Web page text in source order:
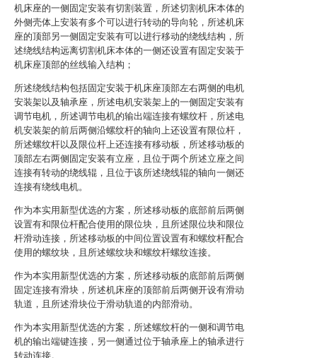
机床座的一侧固定安装有切割装置，所述切割机床本体的
外侧壳体上安装有多个可以进行转动的导向轮，所述机床
座的顶部另一侧固定安装有可以进行移动的绕线结构，所
述绕线结构远离切割机床本体的一侧还设置有固定安装于
机床座顶部的丝线输入结构；
所述绕线结构包括固定安装于机床座顶部左右两侧的电机
安装架以及轴承座，所述电机安装架上的一侧固定安装有
调节电机，所述调节电机的输出端连接有螺纹杆，所述电
机安装架的前后两侧沿螺纹杆的轴向上还设置有限位杆，
所述螺纹杆以及限位杆上还连接有移动板，所述移动板的
顶部左右两侧固定安装有立座，且位于两个所述立座之间
连接有转动的绕线辊，且位于该所述绕线辊的轴向一侧还
连接有绕线电机。
作为本实用新型优选的方案，所述移动板的底部前后两侧
设置有和限位杆配合使用的限位块，且所述限位块和限位
杆滑动连接，所述移动板的中间位置设置有和螺纹杆配合
使用的螺纹块，且所述螺纹块和螺纹杆螺纹连接。
作为本实用新型优选的方案，所述移动板的底部前后两侧
固定连接有滑块，所述机床座的顶部前后两侧开设有滑动
轨道，且所述滑块位于滑动轨道的内部滑动。
作为本实用新型优选的方案，所述螺纹杆的一侧和调节电
机的输出端键连接，另一侧通过位于轴承座上的轴承进行
转动连接。